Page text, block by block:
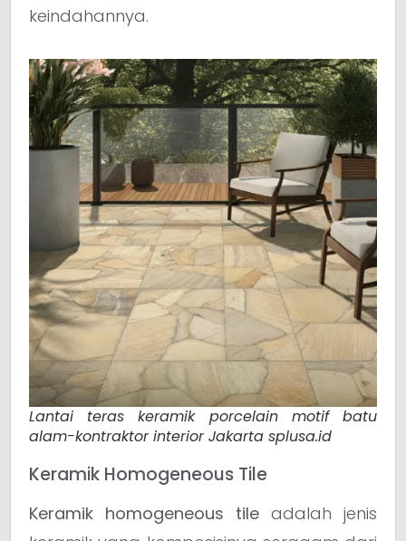
keindahannya.
Lantai teras keramik porcelain motif batu
alam-kontraktor interior Jakarta splusa.id
Keramik Homogeneous Tile
Keramik homogeneous tile adalah jenis